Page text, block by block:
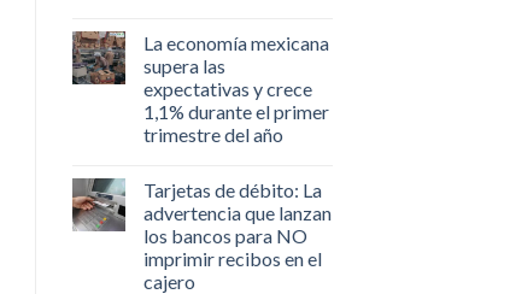
La economía mexicana
supera las
expectativas y crece
1,1% durante el primer
trimestre del año
Tarjetas de débito: La
advertencia que lanzan
los bancos para NO
imprimir recibos en el
cajero